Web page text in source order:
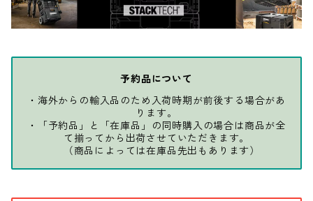
予約品について
・海外からの輸入品のため入荷時期が前後する場合があ
ります。
・「予約品」と「在庫品」の同時購入の場合は商品が全
て揃ってから出荷させていただきます。
（商品によっては在庫品先出もあります）